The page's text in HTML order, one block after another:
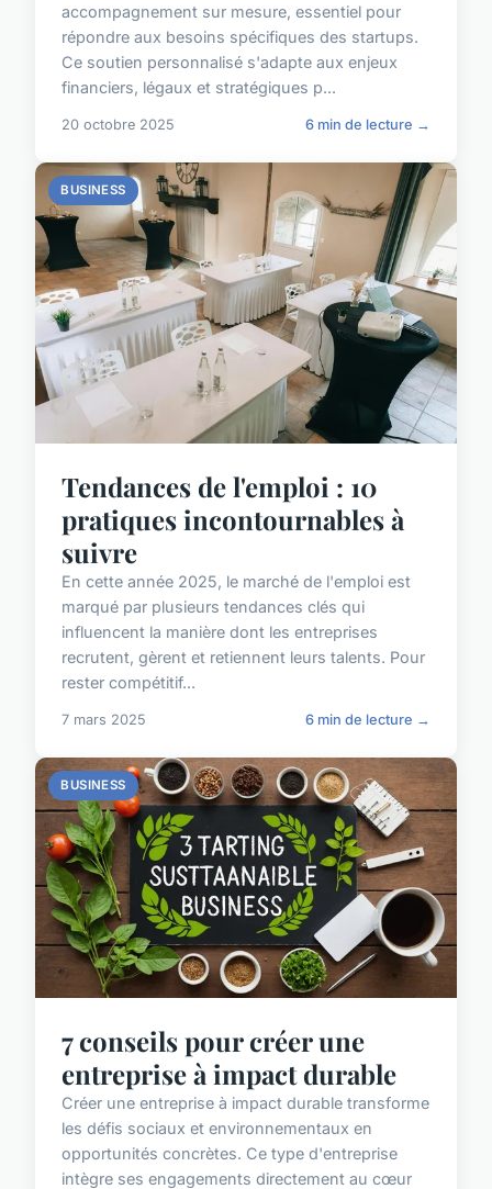
accompagnement sur mesure, essentiel pour
répondre aux besoins spécifiques des startups.
Ce soutien personnalisé s'adapte aux enjeux
financiers, légaux et stratégiques p...
20 octobre 2025 6 min de lecture →
BUSINESS
Tendances de l'emploi : 10
pratiques incontournables à
suivre
En cette année 2025, le marché de l'emploi est
marqué par plusieurs tendances clés qui
influencent la manière dont les entreprises
recrutent, gèrent et retiennent leurs talents. Pour
rester compétitif...
7 mars 2025 6 min de lecture →
BUSINESS
7 conseils pour créer une
entreprise à impact durable
Créer une entreprise à impact durable transforme
les défis sociaux et environnementaux en
opportunités concrètes. Ce type d'entreprise
intègre ses engagements directement au cœur